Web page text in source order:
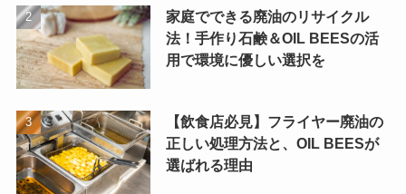
家庭でできる廃油のリサイクル
法！手作り石鹸＆OIL BEESの活
用で環境に優しい選択を
【飲食店必見】フライヤー廃油の
正しい処理方法と、OIL BEESが
選ばれる理由